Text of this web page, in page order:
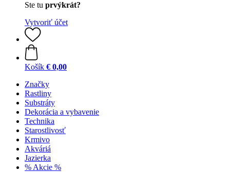
Ste tu prvýkrát?
Vytvoriť účet
Košík € 0,00
Značky
Rastliny
Substráty
Dekorácia a vybavenie
Technika
Starostlivosť
Krmivo
Akváriá
Jazierka
% Akcie %